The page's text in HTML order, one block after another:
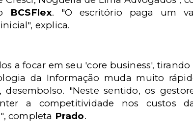
BCSFlex. "O escritório paga um
explica.
a focar em seu 'core business',
da Informação muda muito
"Neste sentido, os
a competitividade nos custos
completa Prado.